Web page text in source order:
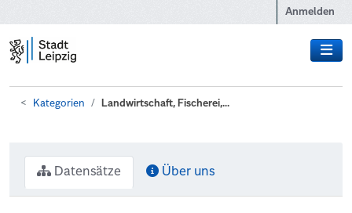
Anmelden
Kategorien Landwirtschaft, Fischerei,...
Datensätze Über uns